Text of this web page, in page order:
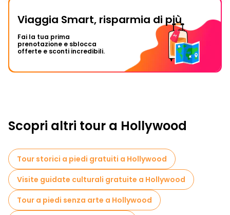
Viaggia Smart, risparmia di più
Fai la tua prima
prenotazione e sblocca
offerte e sconti incredibili.
Scopri altri tour a Hollywood
Tour storici a piedi gratuiti a Hollywood
Visite guidate culturali gratuite a Hollywood
Tour a piedi senza arte a Hollywood